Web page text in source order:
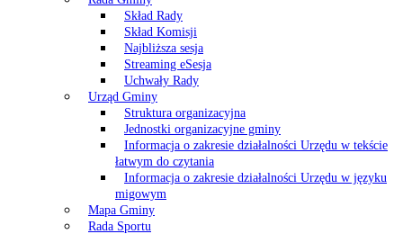
Skład Rady
Skład Komisji
Najbliższa sesja
Streaming eSesja
Uchwały Rady
Urząd Gminy
Struktura organizacyjna
Jednostki organizacyjne gminy
Informacja o zakresie działalności Urzędu w tekście
łatwym do czytania
Informacja o zakresie działalności Urzędu w języku
migowym
Mapa Gminy
Rada Sportu